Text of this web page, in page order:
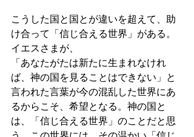
こうした国と国とが違いを超えて、助
け合って「信じ合える世界」がある。
イエスさまが、
「あなたがたは新たに生まれなけれ
ば、神の国を見ることはできない」と
言われた言葉が今の混乱した世界にあ
るからこそ、希望となる。神の国と
は、「信じ合える世界」のことだと思